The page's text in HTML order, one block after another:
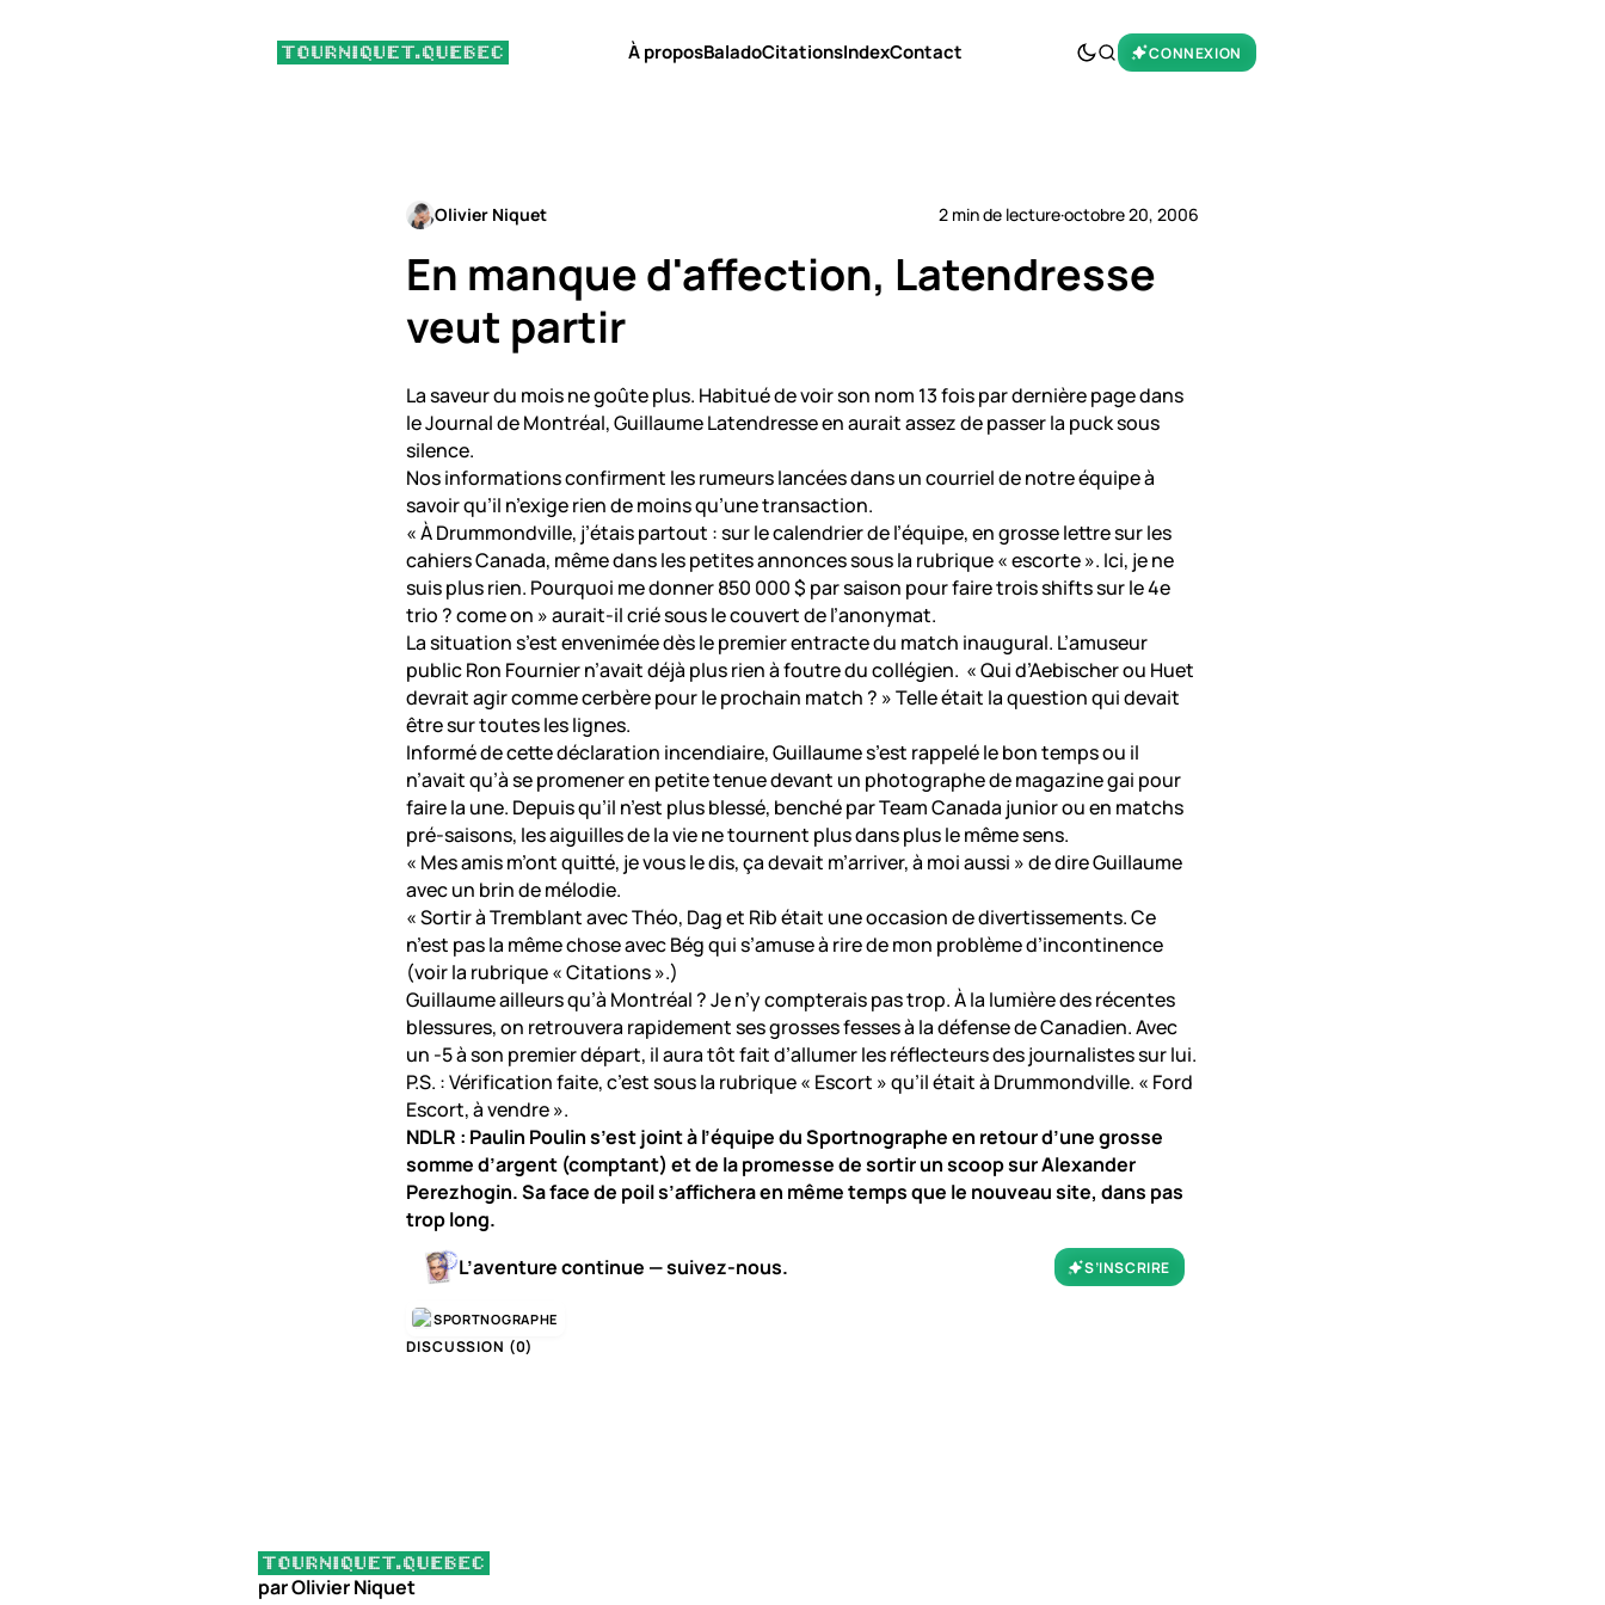
À proposBaladoCitationsIndexContact CONNEXION
Olivier Niquet 2 min de lecture·octobre 20, 2006
En manque d'affection, Latendresse
veut partir
La saveur du mois ne goûte plus. Habitué de voir son nom 13 fois par dernière page dans
le Journal de Montréal, Guillaume Latendresse en aurait assez de passer la puck sous
silence.
Nos informations confirment les rumeurs lancées dans un courriel de notre équipe à
savoir qu’il n’exige rien de moins qu’une transaction.
« À Drummondville, j’étais partout : sur le calendrier de l’équipe, en grosse lettre sur les
cahiers Canada, même dans les petites annonces sous la rubrique « escorte ». Ici, je ne
suis plus rien. Pourquoi me donner 850 000 $ par saison pour faire trois shifts sur le 4e
trio ? come on » aurait-il crié sous le couvert de l’anonymat.
La situation s’est envenimée dès le premier entracte du match inaugural. L’amuseur
public Ron Fournier n’avait déjà plus rien à foutre du collégien. « Qui d’Aebischer ou Huet
devrait agir comme cerbère pour le prochain match ? » Telle était la question qui devait
être sur toutes les lignes.
Informé de cette déclaration incendiaire, Guillaume s’est rappelé le bon temps ou il
n’avait qu’à se promener en petite tenue devant un photographe de magazine gai pour
faire la une. Depuis qu’il n’est plus blessé, benché par Team Canada junior ou en matchs
pré-saisons, les aiguilles de la vie ne tournent plus dans plus le même sens.
« Mes amis m’ont quitté, je vous le dis, ça devait m’arriver, à moi aussi » de dire Guillaume
avec un brin de mélodie.
« Sortir à Tremblant avec Théo, Dag et Rib était une occasion de divertissements. Ce
n’est pas la même chose avec Bég qui s’amuse à rire de mon problème d’incontinence
(voir la rubrique « Citations ».)
Guillaume ailleurs qu’à Montréal ? Je n’y compterais pas trop. À la lumière des récentes
blessures, on retrouvera rapidement ses grosses fesses à la défense de Canadien. Avec
un -5 à son premier départ, il aura tôt fait d’allumer les réflecteurs des journalistes sur lui.
P.S. : Vérification faite, c’est sous la rubrique « Escort » qu’il était à Drummondville. « Ford
Escort, à vendre ».
NDLR : Paulin Poulin s’est joint à l’équipe du Sportnographe en retour d’une grosse
somme d’argent (comptant) et de la promesse de sortir un scoop sur Alexander
Perezhogin. Sa face de poil s’affichera en même temps que le nouveau site, dans pas
trop long.
L’aventure continue — suivez-nous.
S’INSCRIRE
SPORTNOGRAPHE
DISCUSSION (0)
par Olivier Niquet